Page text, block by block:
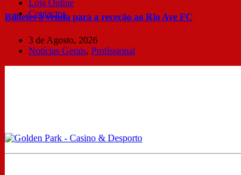
Loja Online
Contactos
Bilhetes à venda para a receção ao Rio Ave FC
3 de Agosto, 2026
Notícias Gerais, Profissional